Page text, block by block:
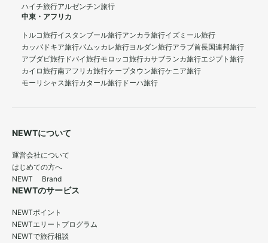
ハイチ旅行アルゼンチン旅行
中東・アフリカ
トルコ旅行イスタンブール旅行アンカラ旅行イズミール旅行
カッパドキア旅行パムッカレ旅行ヨルダン旅行アラブ首長国連邦旅行
アブダビ旅行 ドバイ旅行モロッコ旅行カサブランカ旅行エジプト旅行
カイロ旅行南アフリカ旅行ケープタウン旅行ケニア旅行
モーリシャス旅行カタール旅行 ドーハ旅行
NEWTについて
運営会社について
はじめての方へ
NEWT Brand
NEWTのサービス
NEWTポイント
NEWTエリートプログラム
NEWTで旅行相談